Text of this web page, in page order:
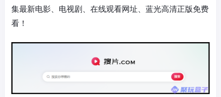
集最新电影、电视剧、在线观看网址、蓝光高清正版免费
看！